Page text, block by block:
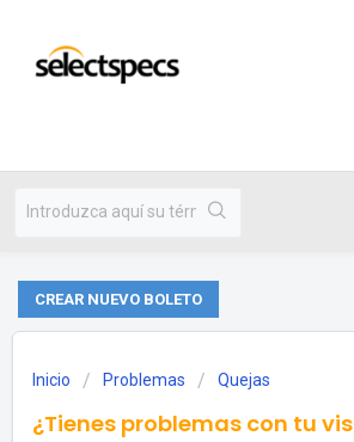
CREAR NUEVO BOLETO
Inicio Problemas Quejas
¿Tienes problemas con tu